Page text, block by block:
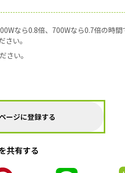
なら0.8倍、700Wなら0.7倍の時
い。
さい。
ージに登録する
共有する